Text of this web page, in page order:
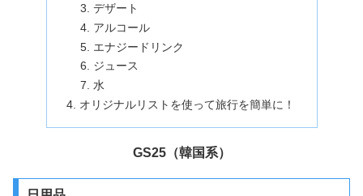
デザート
アルコール
エナジードリンク
ジュース
水
オリジナルリストを使って旅行を簡単に！
GS25（韓国系）